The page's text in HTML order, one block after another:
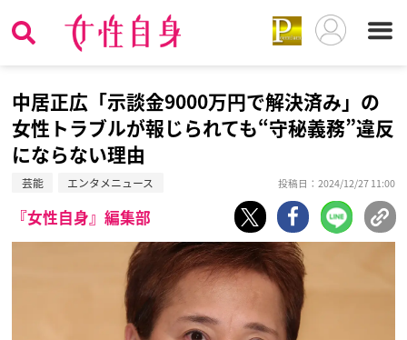
中居正広「示談金9000万円で解決済み」の
女性トラブルが報じられても“守秘義務”違反
にならない理由
芸能 エンタメニュース 投稿日：2024/12/27 11:00
『女性自身』編集部